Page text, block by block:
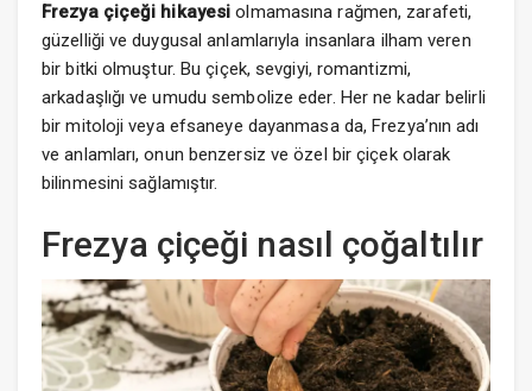
Frezya çiçeği hikayesi olmamasına rağmen, zarafeti,
güzelliği ve duygusal anlamlarıyla insanlara ilham veren
bir bitki olmuştur. Bu çiçek, sevgiyi, romantizmi,
arkadaşlığı ve umudu sembolize eder. Her ne kadar belirli
bir mitoloji veya efsaneye dayanmasa da, Frezya’nın adı
ve anlamları, onun benzersiz ve özel bir çiçek olarak
bilinmesini sağlamıştır.
Frezya çiçeği nasıl çoğaltılır